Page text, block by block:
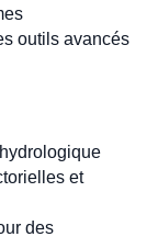
outils avancés
et
des